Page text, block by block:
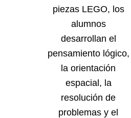
piezas LEGO, los
alumnos
desarrollan el
pensamiento lógico,
la orientación
espacial, la
resolución de
problemas y el